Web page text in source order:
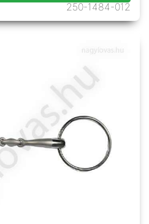
250-1484-012